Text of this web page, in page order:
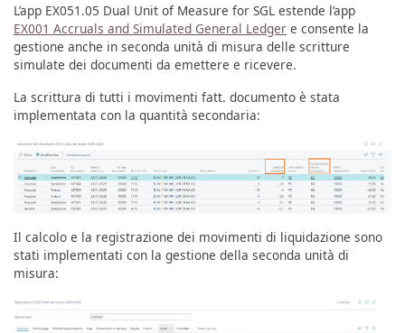
L’app EX051.05 Dual Unit of Measure for SGL estende l’app
EX001 Accruals and Simulated General Ledger e consente la
gestione anche in seconda unità di misura delle scritture
simulate dei documenti da emettere e ricevere.
La scrittura di tutti i movimenti fatt. documento è stata
implementata con la quantità secondaria:
Il calcolo e la registrazione dei movimenti di liquidazione sono
stati implementati con la gestione della seconda unità di
misura: